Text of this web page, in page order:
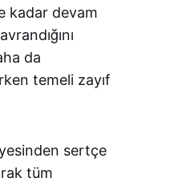
kadar devam
da
temeli zayıf
sertçe
tüm